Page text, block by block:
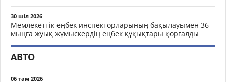
30 шіл 2026
Мемлекеттік еңбек инспекторларының бақылауымен 36
мыңға жуық жұмыскердің еңбек құқықтары қорғалды
АВТО
06 там 2026